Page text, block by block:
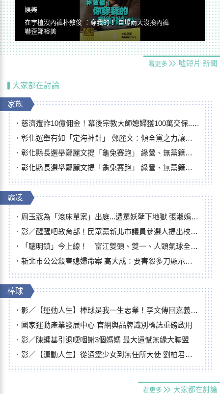
娛樂
崔宇植沒內褲朴敘俊 ：穿我的！ 自爆兩天沒換內褲
嚇歪鄭裕美
看更多 噓短片 新聞
大家都在討論
家族
慈濟遭詐10億佣金！幕後宗教大師媳婦獲100萬交保...快步奔離不發一語
彰化選舉有如「定海神針」 鄭麗文：傾全黨之力讓彰化贏
彰化縣長選舉鄭麗文提「龜兔賽跑」 綠營、無黨籍忙否認是烏龜
彰化縣長選舉鄭麗文提「龜兔賽跑」 綠營、無黨籍忙否認是烏龜
霸凌
周玉蔻為「滾床單案」出庭...遭罵妖孽下地獄 張淑娟批：舌頭殺人有罪
影／醒醒吧教育部！民眾黨新北市議員參選人提出校園反毒防線升級政見
「聰明鎮」今上線！ 富江雙頭、雙一、人頭氣球全登場
新北市公公殺害媳婦命案 高大成：要害殺多刀顯示怨恨深
棒球
影／【運動人生】棒球是我一生志業！李文傳回嘉義扎根點亮KANO精神
國家運動產業發展中心 官網與品牌識別標誌重磅啟用
影／陳鏞基引退哽咽謝3個媽媽 最大遺憾無緣大聯盟
影／【運動人生】從通靈少女到無任所大使 劉柏君女裁判人生國際發光
看更多 大家都在討論